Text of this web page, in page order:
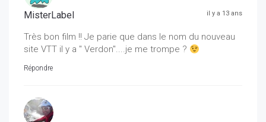
MisterLabel il y a 13 ans
Très bon film !! Je parie que dans le nom du nouveau
site VTT il y a " Verdon"....je me trompe ?
Répondre